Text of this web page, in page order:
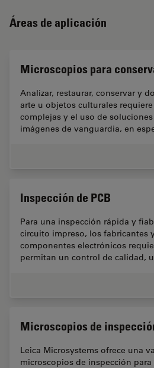
Áreas de aplicación
Microscopios para
Analizar, restaurar, conservar y
arte u objetos culturales
complejas y el uso de
imágenes de vanguardia, en
Inspección de PCB
Para una inspección rápida y
circuito impreso, los fabricantes
componentes electrónicos
permitan un control de calidad,
Microscopios de
Leica Microsystems ofrece una
microscopios de inspección